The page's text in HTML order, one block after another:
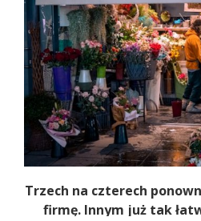
Trzech na czterech
firmę. Innym już tak